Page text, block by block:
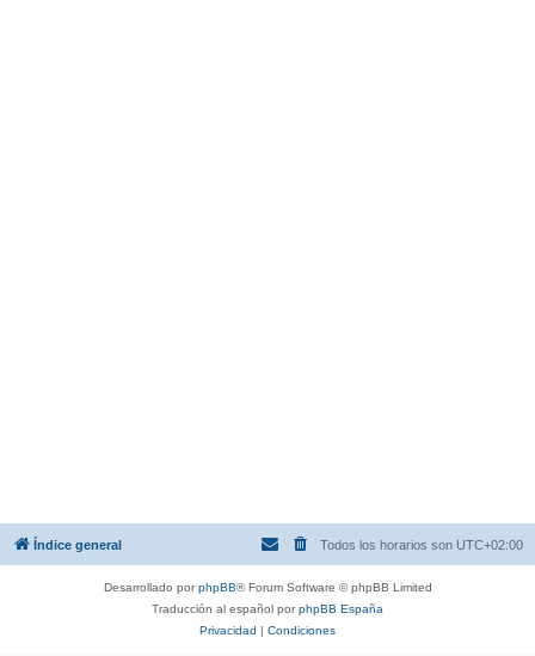
Índice general Todos los horarios son UTC+02:00
Desarrollado porphpBB® Forum Software © phpBB Limited
Traducción al español porphpBB España
Privacidad | Condiciones